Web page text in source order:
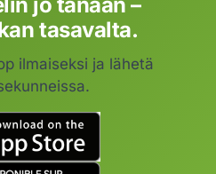
tasavalta.
ilmaiseksi ja lähetä